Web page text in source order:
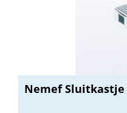
Nemef Sluitkastje